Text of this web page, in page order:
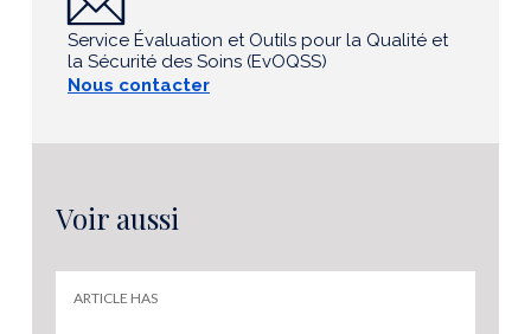
Service Évaluation et Outils pour la Qualité et
la Sécurité des Soins (EvOQSS)
Nous contacter
Voir aussi
ARTICLE HAS